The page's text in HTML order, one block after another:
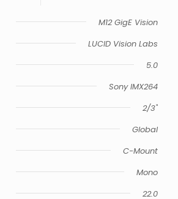
M12 GigE Vision
LUCID Vision Labs
5.0
Sony IMX264
2/3"
Global
C-Mount
Mono
22.0